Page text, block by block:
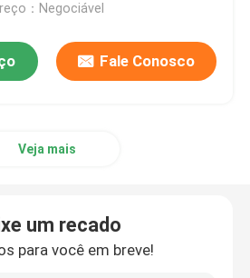
：Negociável
Fale Conosco
Veja mais
um recado
para você em breve!